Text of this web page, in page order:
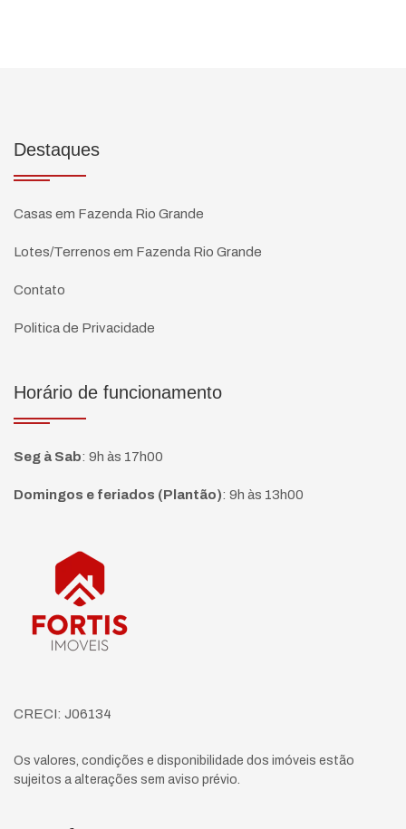
Destaques
Casas em Fazenda Rio Grande
Lotes/Terrenos em Fazenda Rio Grande
Contato
Politica de Privacidade
Horário de funcionamento
Seg à Sab: 9h às 17h00
Domingos e feriados (Plantão): 9h às 13h00
Página inicial
CRECI: J06134
Os valores, condições e disponibilidade dos imóveis estão
sujeitos a alterações sem aviso prévio.